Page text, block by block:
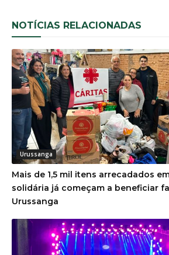
NOTÍCIAS RELACIONADAS
Urussanga
Mais de 1,5 mil itens arrecadados
solidária já começam a beneficiar
Urussanga